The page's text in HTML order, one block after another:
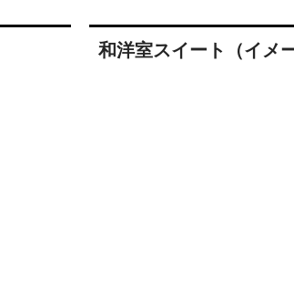
和洋室スイート（イメ